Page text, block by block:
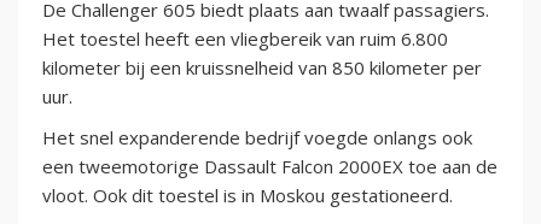
De Challenger 605 biedt plaats aan twaalf passagiers.
Het toestel heeft een vliegbereik van ruim 6.800
kilometer bij een kruissnelheid van 850 kilometer per
uur.
Het snel expanderende bedrijf voegde onlangs ook
een tweemotorige Dassault Falcon 2000EX toe aan de
vloot. Ook dit toestel is in Moskou gestationeerd.